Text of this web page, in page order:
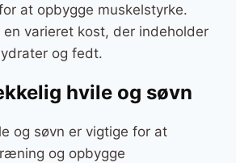
at opbygge muskelstyrke.
en varieret kost, der indeholder
og fedt.
hvile og søvn
og søvn er vigtige for at
og opbygge